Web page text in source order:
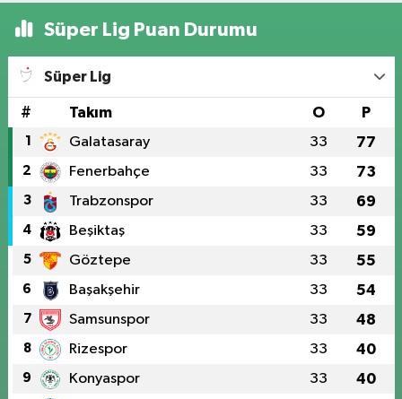
Süper Lig Puan Durumu
Süper Lig
# Takım O P
1 Galatasaray 33 77
2 Fenerbahçe 33 73
3 Trabzonspor 33 69
4 Beşiktaş 33 59
5 Göztepe 33 55
6 Başakşehir 33 54
7 Samsunspor 33 48
8 Rizespor 33 40
9 Konyaspor 33 40